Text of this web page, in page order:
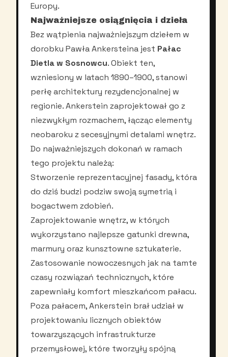
Europy.
Najważniejsze osiągnięcia i dzieła
Bez wątpienia najważniejszym dziełem w
dorobku Pawła Ankersteina jest Pałac
Dietla w Sosnowcu. Obiekt ten,
wzniesiony w latach 1890–1900, stanowi
perłę architektury rezydencjonalnej w
regionie. Ankerstein zaprojektował go z
niezwykłym rozmachem, łącząc elementy
neobaroku z secesyjnymi detalami wnętrz.
Do najważniejszych dokonań w ramach
tego projektu należą:
Stworzenie reprezentacyjnej fasady, która
do dziś budzi podziw swoją symetrią i
bogactwem zdobień.
Zaprojektowanie wnętrz, w których
wykorzystano najlepsze gatunki drewna,
marmury oraz kunsztowne sztukaterie.
Zastosowanie nowoczesnych jak na tamte
czasy rozwiązań technicznych, które
zapewniały komfort mieszkańcom pałacu.
Poza pałacem, Ankerstein brał udział w
projektowaniu licznych obiektów
towarzyszących infrastrukturze
przemysłowej, które tworzyły spójną